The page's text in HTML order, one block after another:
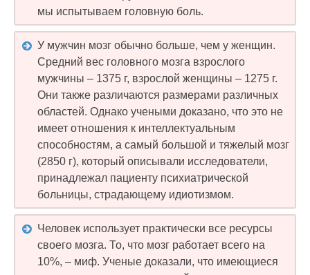
мы испытываем головную боль.
У мужчин мозг обычно больше, чем у женщин.
Средний вес головного мозга взрослого
мужчины – 1375 г, взрослой женщины – 1275 г.
Они также различаются размерами различных
областей. Однако учеными доказано, что это не
имеет отношения к интеллектуальным
способностям, а самый большой и тяжелый мозг
(2850 г), который описывали исследователи,
принадлежал пациенту психиатрической
больницы, страдающему идиотизмом.
Человек использует практически все ресурсы
своего мозга. То, что мозг работает всего на
10%, – миф. Ученые доказали, что имеющиеся